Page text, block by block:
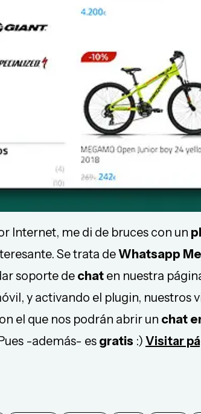
Internet, me di de bruces con un
Se trata deWhatsapp Me
soporte de chat en nuestra
y activando el plugin, nuestros
el que nos podrán abrir un chat
-además- es gratis :) Visitar